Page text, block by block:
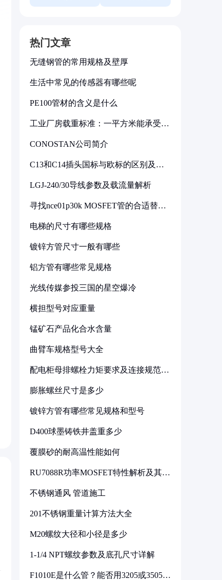
热门文章
无缝钢管的常用规格及壁厚
生活中常见的传感器有哪些呢
PE100管材的含义是什么
工业厂房载重标准：一平方米能承受多
CONOSTAN公司简介
C13和C14插头国标与欧标的区别及其
LGJ-240/30导线参数及载流量解析
寻找nce01p30k MOSFET管的合适替代
电梯的尺寸有哪些规格
镀锌方管尺寸一般有哪些
铝方管有哪些常见规格
光线传媒参投三国的星空爆冷
横担型号对应重量
锰矿石产品化合水含量
曲臂车规格型号大全
配电柜母排螺栓力矩要求及连接规范详
膨胀螺丝尺寸是多少
镀锌方管有哪些常见规格和型号
D400球墨铸铁井盖重多少
覆膜砂的耐高温性能如何
RU7088R功率MOSFET特性解析及其在
不锈钢通风 管道施工
201不锈钢重量计算方法大全
M20螺纹大径和小径是多少
1-1/4 NPT螺纹参数及底孔尺寸详解
F1010E是什么管？能否用3205或3505代